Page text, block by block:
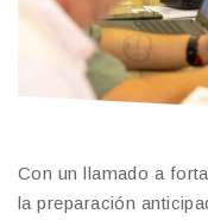
Con un llamado a
la preparación